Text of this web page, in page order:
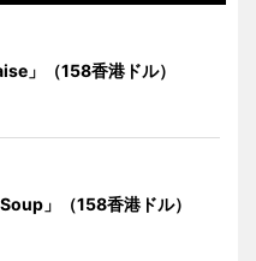
」（158香港ドル）
」（158香港ドル）